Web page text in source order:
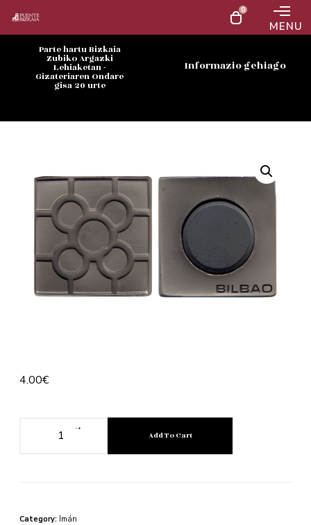
0
MENU
Parte hartu Bizkaia
Zubiko Argazki
Lehiaketan -
Gizateriaren Ondare
gisa 20 urte
Informazio gehiago
4.00€
-+
Add To Cart
Category: Imán